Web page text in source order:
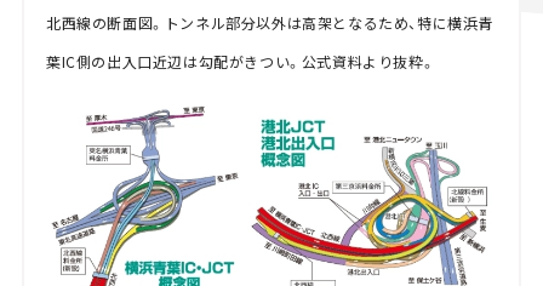
北西線の断面図。トンネル部分以外は高架となるため、特に横浜青
葉IC側の出入口近辺は勾配がきつい。公式資料より抜粋。